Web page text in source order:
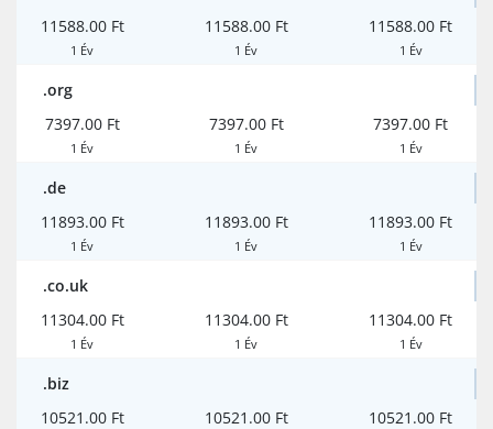
11588.00 Ft
1 Év
11588.00 Ft
1 Év
11588.00 Ft
1 Év
.org
7397.00 Ft
1 Év
7397.00 Ft
1 Év
7397.00 Ft
1 Év
.de
11893.00 Ft
1 Év
11893.00 Ft
1 Év
11893.00 Ft
1 Év
.co.uk
11304.00 Ft
1 Év
11304.00 Ft
1 Év
11304.00 Ft
1 Év
.biz
10521.00 Ft
10521.00 Ft 10521.00 Ft